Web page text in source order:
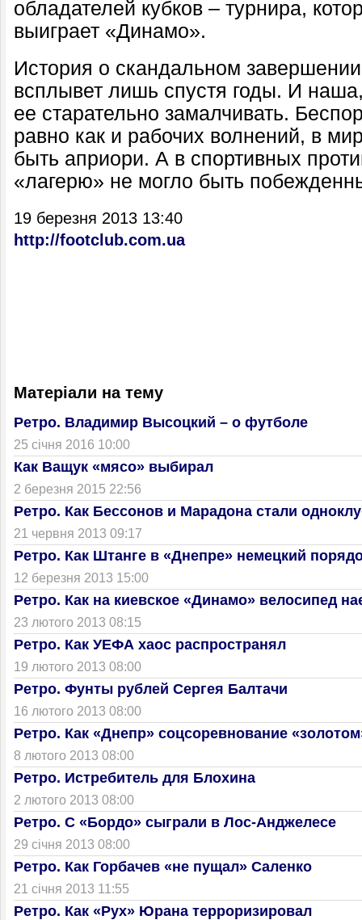
обладателей кубков – турнира,
выиграет «Динамо».
История о скандальном
всплывет лишь спустя годы. И
ее старательно замалчивать.
равно как и рабочих волнений, в
быть априори. А в спортивных
«лагерю» не могло быть
19 березня 2013 13:40
http://footclub.com.ua
Матеріали на тему
Ретро. Владимир Высоцкий – о футболе
25 січня 2016 10:00
Как Ващук «мясо» выбирал
2 березня 2015 22:56
Ретро. Как Бессонов и Марадона стали
21 червня 2013 09:17
Ретро. Как Штанге в «Днепре» немецкий
12 березня 2013 15:00
Ретро. Как на киевское «Динамо» велосипед
23 лютого 2013 08:15
Ретро. Как УЕФА хаос распространял
19 лютого 2013 08:00
Ретро. Фунты рублей Сергея Балтачи
16 лютого 2013 08:00
Ретро. Как «Днепр» соцсоревнование
8 лютого 2013 08:00
Ретро. Истребитель для Блохина
2 лютого 2013 08:00
Ретро. С «Бордо» сыграли в Лос-Анджелесе
29 січня 2013 08:00
Ретро. Как Горбачев «не пущал» Саленко
21 січня 2013 11:55
Ретро. Как «Рух» Юрана терроризировал